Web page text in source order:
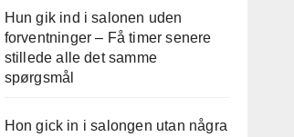
Hun gik ind i salonen uden
forventninger – Få timer senere
stillede alle det samme
spørgsmål
Hon gick in i salongen utan några